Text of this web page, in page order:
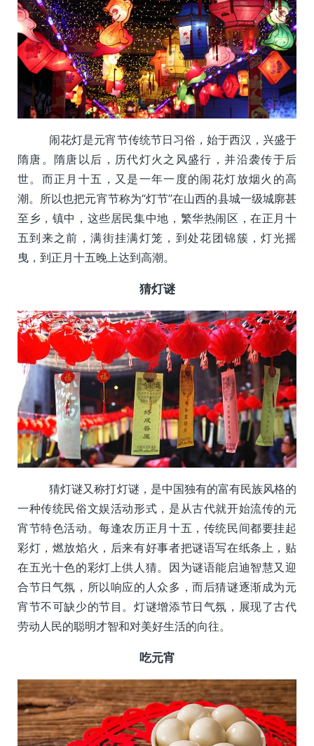
闹花灯是元宵节传统节日习俗，始于西汉，兴盛于
隋唐。隋唐以后，历代灯火之风盛行，并沿袭传于后
世。而正月十五，又是一年一度的闹花灯放烟火的高
潮。所以也把元宵节称为“灯节”在山西的县城一级城廓甚
至乡，镇中，这些居民集中地，繁华热闹区，在正月十
五到来之前，满街挂满灯笼，到处花团锦簇，灯光摇
曳，到正月十五晚上达到高潮。
猜灯谜
猜灯谜又称打灯谜，是中国独有的富有民族风格的
一种传统民俗文娱活动形式，是从古代就开始流传的元
宵节特色活动。每逢农历正月十五，传统民间都要挂起
彩灯，燃放焰火，后来有好事者把谜语写在纸条上，贴
在五光十色的彩灯上供人猜。因为谜语能启迪智慧又迎
合节日气氛，所以响应的人众多，而后猜谜逐渐成为元
宵节不可缺少的节目。灯谜增添节日气氛，展现了古代
劳动人民的聪明才智和对美好生活的向往。
吃元宵